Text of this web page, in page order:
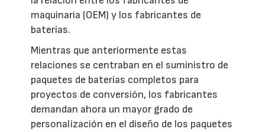
maquinaria (OEM) y los fabricantes de
baterías.
Mientras que anteriormente estas
relaciones se centraban en el suministro de
paquetes de baterías completos para
proyectos de conversión, los fabricantes
demandan ahora un mayor grado de
personalización en el diseño de los paquetes